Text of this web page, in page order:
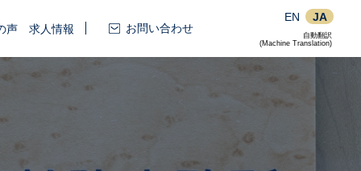
声 求人情報 お問い合わせ
EN JA
自動翻訳
(Machine Translation)